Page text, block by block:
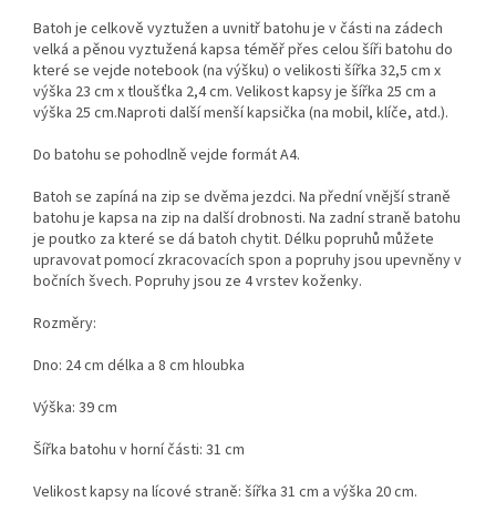
Batoh je celkově vyztužen a uvnitř batohu je v části na zádech
velká a pěnou vyztužená kapsa téměř přes celou šíři batohu do
které se vejde notebook (na výšku) o velikosti šířka 32,5 cm x
výška 23 cm x tloušťka 2,4 cm. Velikost kapsy je šířka 25 cm a
výška 25 cm.Naproti další menší kapsička (na mobil, klíče, atd.).
Do batohu se pohodlně vejde formát A4.
Batoh se zapíná na zip se dvěma jezdci. Na přední vnější straně
batohu je kapsa na zip na další drobnosti. Na zadní straně batohu
je poutko za které se dá batoh chytit. Délku popruhů můžete
upravovat pomocí zkracovacích spon a popruhy jsou upevněny v
bočních švech. Popruhy jsou ze 4 vrstev koženky.
Rozměry:
Dno: 24 cm délka a 8 cm hloubka
Výška: 39 cm
Šířka batohu v horní části: 31 cm
Velikost kapsy na lícové straně: šířka 31 cm a výška 20 cm.